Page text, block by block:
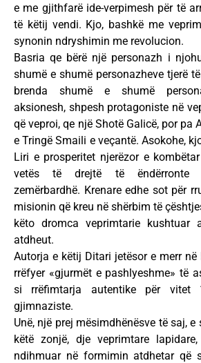
e me gjithfarë ide-verpimesh për të
të këtij vendi. Kjo, bashkë me
synonin ndryshimin me revolucion.
Basria qe bërë një personazh i
shumë e shumë personazheve tjerë
brenda shumë e shumë
aksionesh, shpesh protagoniste në
që veproi, qe një Shotë Galicë, por pa
e Tringë Smaili e veçantë. Asokohe,
Liri e prosperitet njerëzor e
vetës të drejtë të ëndërronte
zemërbardhë. Krenare edhe sot për
misionin që kreu në shërbim të
këto dromca veprimtarie kushtuar
atdheut.
Autorja e këtij Ditari jetësor e merr në
rrëfyer «gjurmët e pashlyeshme» të
si rrëfimtarja autentike për vitet
gjimnaziste.
Unë, një prej mësimdhënësve të saj,
këtë zonjë, dje veprimtare
ndihmuar në formimin atdhetar që